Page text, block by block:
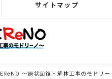
サイトマップ
～原状回復・解体工事のモドリー